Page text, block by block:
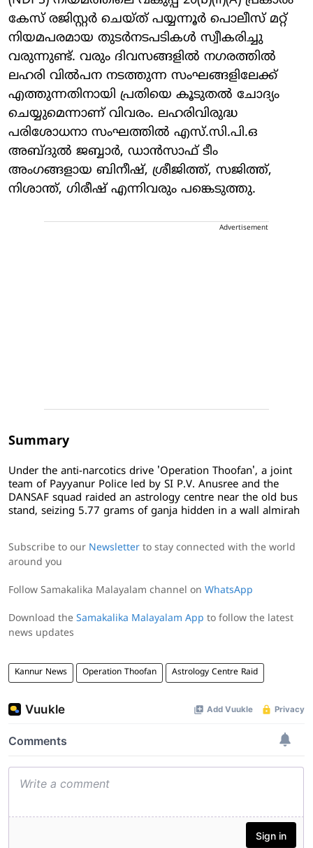
കേസ് രജിസ്റ്റർ ചെയ്ത് പയ്യന്നൂർ പൊലീസ് മറ്റ്
നിയമപരമായ തുടർനടപടികൾ സ്വീകരിച്ചു
വരുന്നുണ്ട്. വരും ദിവസങ്ങളിൽ നഗരത്തിൽ
ലഹരി വിൽപന നടത്തുന്ന സംഘങ്ങളിലേക്ക്
എത്തുന്നതിനായി പ്രതിയെ കൂടുതൽ ചോദ്യം
ചെയ്യുമെന്നാണ് വിവരം. ലഹരിവിരുദ്ധ
പരിശോധനാ സംഘത്തിൽ എസ്.സി.പി.ഒ
അബ്ദുൽ ജബ്ബാർ, ഡാൻസാഫ് ടീം
അംഗങ്ങളായ ബിനീഷ്, ശ്രീജിത്ത്, സജിത്ത്,
നിശാന്ത്, ഗിരീഷ് എന്നിവരും പങ്കെടുത്തു.
Advertisement
Summary
Under the anti-narcotics drive 'Operation Thoofan', a joint
team of Payyanur Police led by SI P.V. Anusree and the
DANSAF squad raided an astrology centre near the old bus
stand, seizing 5.77 grams of ganja hidden in a wall almirah
Subscribe to our Newsletter to stay connected with the world
around you
Follow Samakalika Malayalam channel on WhatsApp
Download the Samakalika Malayalam App to follow the latest
news updates
Kannur News Operation Thoofan Astrology Centre Raid